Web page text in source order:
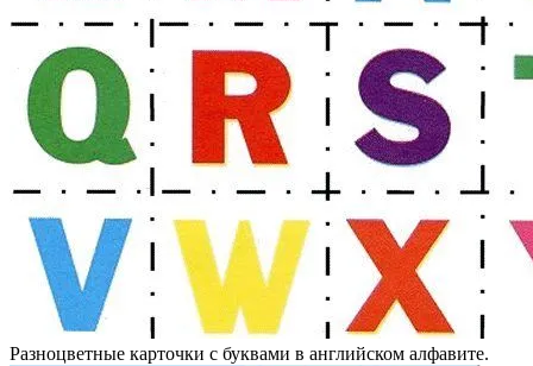
Разноцветные карточки с буквами в английском алфавите.